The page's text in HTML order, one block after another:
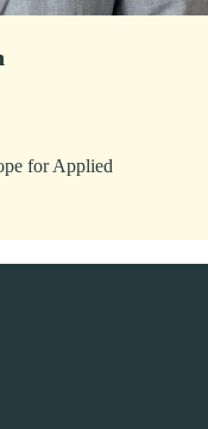
for Applied